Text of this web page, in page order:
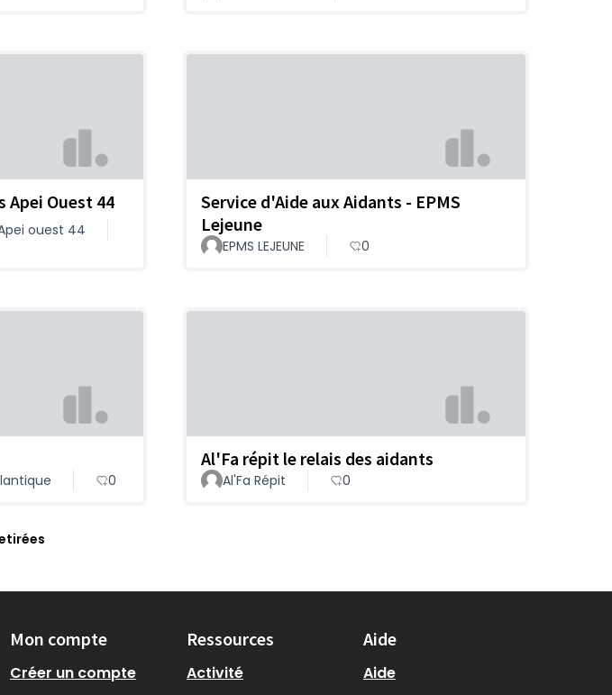
Apei Ouest 44
ouest 44
Service d'Aide aux Aidants - EPMS
Lejeune
EPMS LEJEUNE 0
0
Al'Fa répit le relais des aidants
Al'Fa Répit 0
Mon compte
Créer un compte
Ressources
Activité
Aide
Aide